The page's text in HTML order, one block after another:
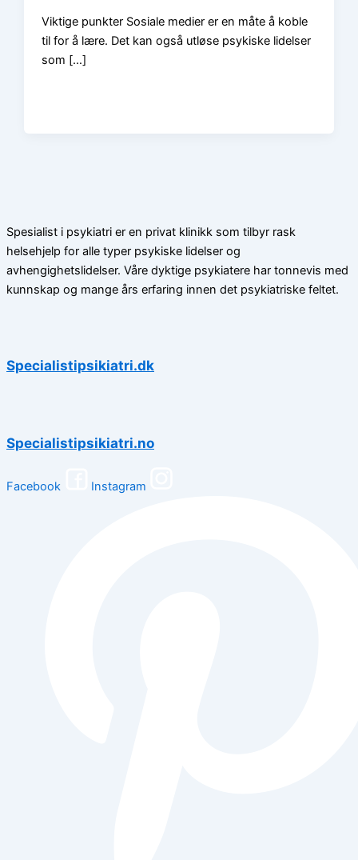
Viktige punkter Sosiale medier er en måte å koble
til for å lære. Det kan også utløse psykiske lidelser
som […]
Spesialist i psykiatri er en privat klinikk som tilbyr rask
helsehjelp for alle typer psykiske lidelser og
avhengighetslidelser. Våre dyktige psykiatere har tonnevis med
kunnskap og mange års erfaring innen det psykiatriske feltet.
Specialistipsikiatri.dk
Specialistipsikiatri.no
Facebook Instagram